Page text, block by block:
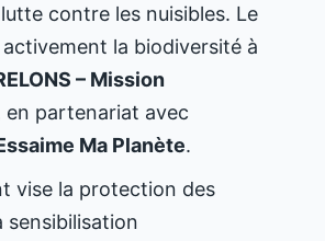
contre les nuisibles. Le
la biodiversité à
– Mission
en partenariat avec
Ma Planète.
vise la protection des
sensibilisation